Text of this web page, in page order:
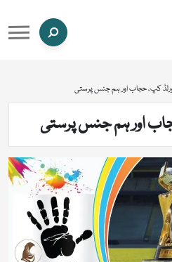
کپ، حجاب اور ہم جنس پرستی
اور ہم جنس پرستی